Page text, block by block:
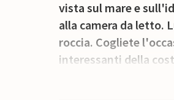
vista sul mare e
alla camera da letto.
roccia. Cogliete
interessanti della